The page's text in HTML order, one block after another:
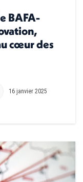
BAFA-
cœur des
16 janvier 2025